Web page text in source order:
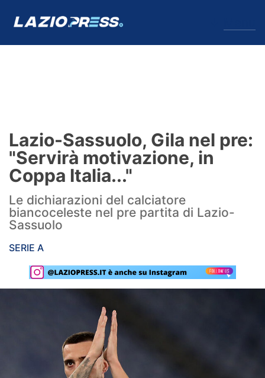
Formello
Infortuni
Primavera
Calciomercato
Lazio Women
Rassegna Lazio
Lazio-Sassuolo, Gila nel pre:
"Servirà motivazione, in
Coppa Italia..."
Le dichiarazioni del calciatore
biancoceleste nel pre partita di Lazio-
Sassuolo
SERIE A